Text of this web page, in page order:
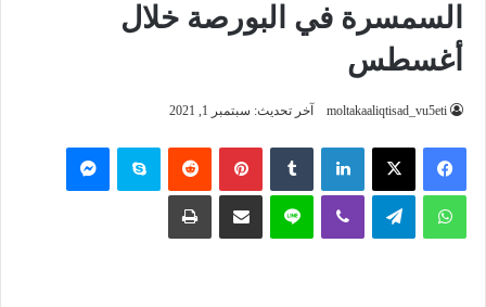
السمسرة في البورصة خلال
أغسطس
moltakaaliqtisad_vu5eti آخر تحديث: سبتمبر 1, 2021
فيسبوك ‫X لينكدإن بينتيريست سكايب
واتساب تيلقرام لاين